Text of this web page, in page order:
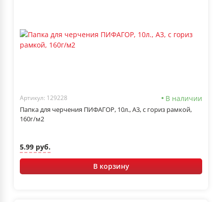
Артикул: 129228 В наличии
Папка для черчения ПИФАГОР, 10л., А3, с гориз рамкой,
160г/м2
5.99 руб.
В корзину